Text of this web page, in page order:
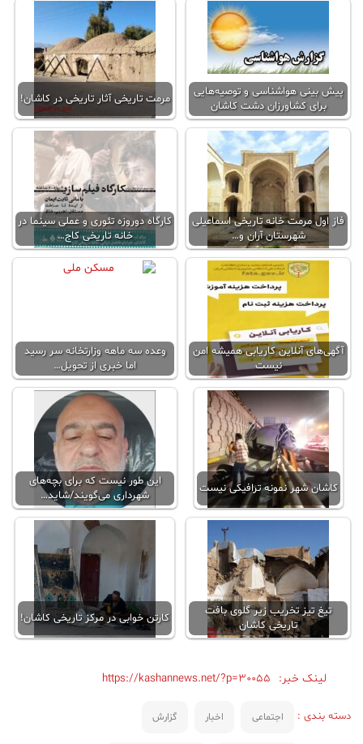
پیش بینی هواشناسی و توصیه‌هایی
برای کشاورزان دشت کاشان
مرمت تاریخی آثار تاریخی در کاشان!
فاز اول مرمت خانه تاریخی اسماعیلی
شهرستان آران و…
کارگاه دوروزه تئوری و عملی سینما در
خانه تاریخی کاج…
آگهی‌های آنلاين کاریابی همیشه امن
نیست
وعده سه ماهه وزارتخانه‌ سر رسید
اما خبری از تحویل…
کاشان شهر نمونه ترافیکی نیست
این طور نیست که برای بچه‌های
شهرداری می‌گویند/شاید…
تیغ تیز تخریب زیر گلوی بافت
تاریخی کاشان
کارتن خوابی در مرکز تاریخی کاشان!
لینک خبر: https://kashannews.net/?p=30055
دسته بندی : اجتماعی اخبار گزارش